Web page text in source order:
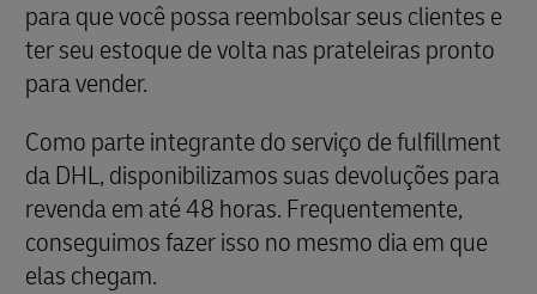
para que você possa reembolsar seus clientes e
ter seu estoque de volta nas prateleiras pronto
para vender.
Como parte integrante do serviço de fulfillment
da DHL, disponibilizamos suas devoluções para
revenda em até 48 horas. Frequentemente,
conseguimos fazer isso no mesmo dia em que
elas chegam.